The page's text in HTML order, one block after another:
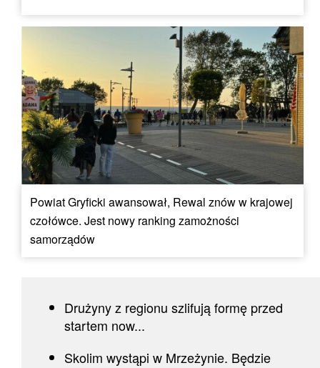
Powiat Gryficki awansował, Rewal znów w krajowej
czołówce. Jest nowy ranking zamożności
samorządów
Drużyny z regionu szlifują formę przed
startem now...
Skolim wystąpi w Mrzeżynie. Będzie